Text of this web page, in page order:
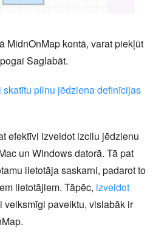
MidnOnMap kontā, varat piekļūt
Saglabāt.
pilnu jēdziena definīcijas
efektīvi izveidot izcilu jēdzienu
un Windows datorā. Tā pat
lietotāja saskarni, padarot to
lietotājiem. Tāpēc, izveidot
veiksmīgi paveiktu, vislabāk ir